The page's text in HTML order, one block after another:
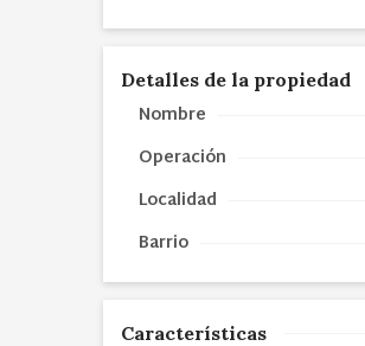
Detalles de la propiedad
Nombre
Operación
Localidad
Barrio
Características